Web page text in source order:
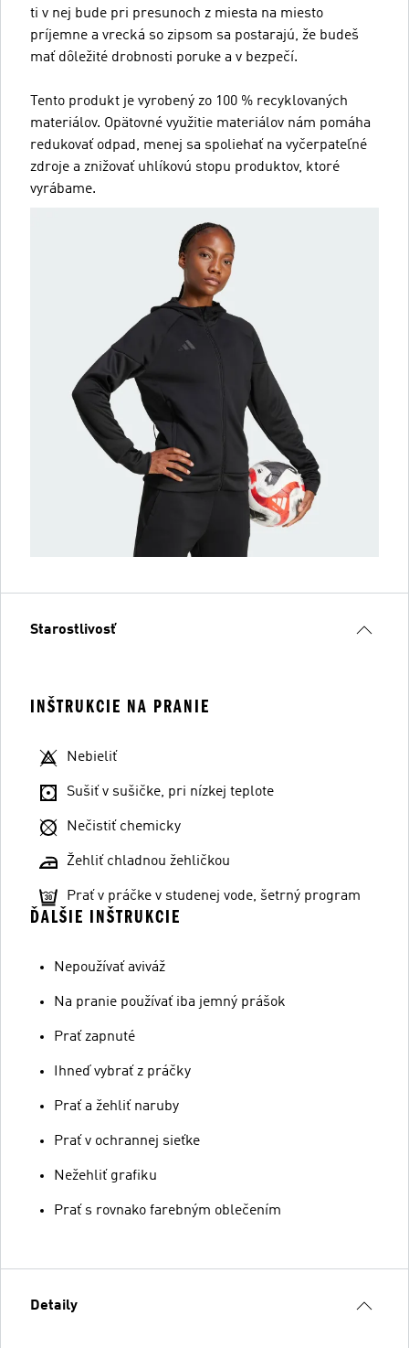
ti v nej bude pri presunoch z miesta na miesto
príjemne a vrecká so zipsom sa postarajú, že budeš
mať dôležité drobnosti poruke a v bezpečí.
Tento produkt je vyrobený zo 100 % recyklovaných
materiálov. Opätovné využitie materiálov nám pomáha
redukovať odpad, menej sa spoliehať na vyčerpateľné
zdroje a znižovať uhlíkovú stopu produktov, ktoré
vyrábame.
Starostlivosť
INŠTRUKCIE NA PRANIE
Nebieliť
Sušiť v sušičke, pri nízkej teplote
Nečistiť chemicky
Žehliť chladnou žehličkou
Prať v práčke v studenej vode, šetrný program
ĎALŠIE INŠTRUKCIE
Nepoužívať aviváž
Na pranie používať iba jemný prášok
Prať zapnuté
Ihneď vybrať z práčky
Prať a žehliť naruby
Prať v ochrannej sieťke
Nežehliť grafiku
Prať s rovnako farebným oblečením
Detaily